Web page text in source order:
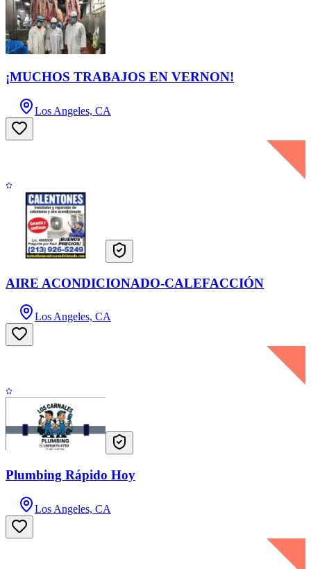
¡MUCHOS TRABAJOS EN VERNON!
Los Angeles, CA
AIRE ACONDICIONADO-CALEFACCIÓN
Los Angeles, CA
Plumbing Rápido Hoy
Los Angeles, CA